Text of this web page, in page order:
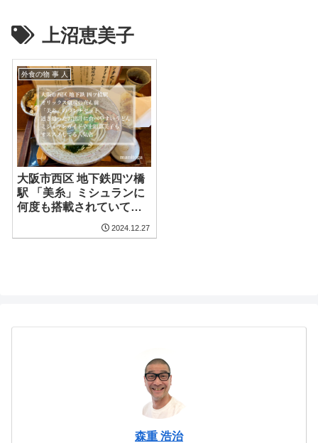
上沼恵美子
外食の物 事 人
大阪市西区 地下鉄四ツ橋
駅 「美糸」ミシュランに
何度も搭載されていて上
沼恵美子も絶賛してる人
気店のうどん屋さん
2024.12.27
森重 浩治